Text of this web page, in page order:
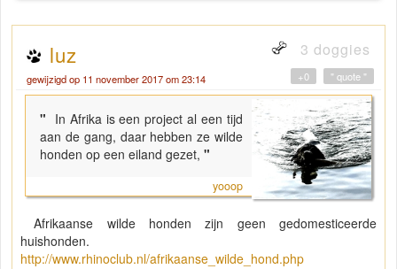
luz 3 doggies
gewijzigd op 11 november 2017 om 23:14 " quote "
+0
" In Afrika is een project al een tijd
aan de gang, daar hebben ze wilde
honden op een eiland gezet, "
yooop
Afrikaanse wilde honden zijn geen gedomesticeerde
huishonden.
http://www.rhinoclub.nl/afrikaanse_wilde_hond.php